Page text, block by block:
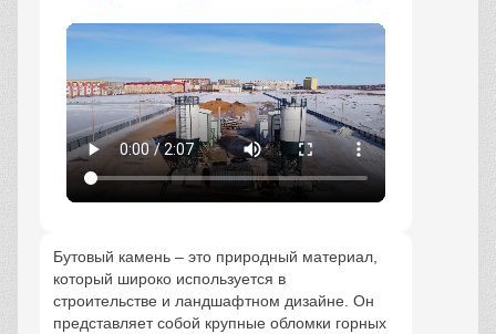
Бутовый камень – это природный материал,
который широко используется в
строительстве и ландшафтном дизайне. Он
представляет собой крупные обломки горных